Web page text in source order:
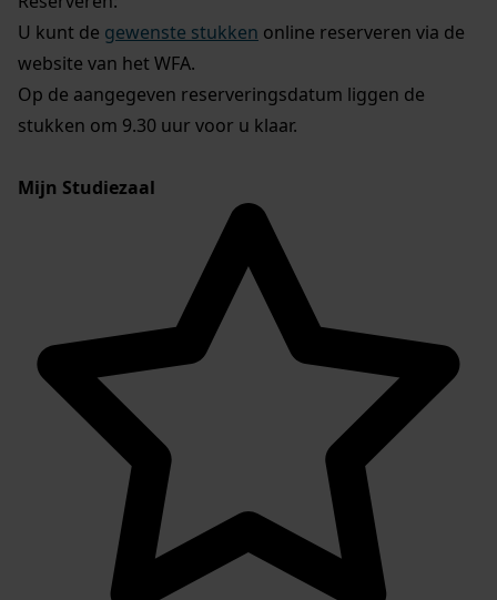
U kunt de gewenste stukken online reserveren via de
website van het WFA.
Op de aangegeven reserveringsdatum liggen de
stukken om 9.30 uur voor u klaar.
Mijn Studiezaal